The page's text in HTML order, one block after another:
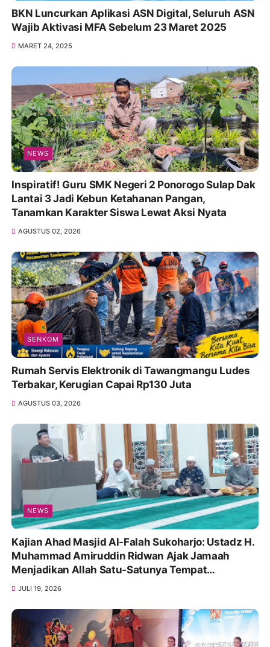
BKN Luncurkan Aplikasi ASN Digital, Seluruh ASN
Wajib Aktivasi MFA Sebelum 23 Maret 2025
MARET 24, 2025
NEWS
Inspiratif! Guru SMK Negeri 2 Ponorogo Sulap Dak
Lantai 3 Jadi Kebun Ketahanan Pangan,
Tanamkan Karakter Siswa Lewat Aksi Nyata
AGUSTUS 02, 2026
SENKOM
Rumah Servis Elektronik di Tawangmangu Ludes
Terbakar, Kerugian Capai Rp130 Juta
AGUSTUS 03, 2026
NEWS
Kajian Ahad Masjid Al-Falah Sukoharjo: Ustadz H.
Muhammad Amiruddin Ridwan Ajak Jamaah
Menjadikan Allah Satu-Satunya Tempat
Bergantung
JULI 19, 2026